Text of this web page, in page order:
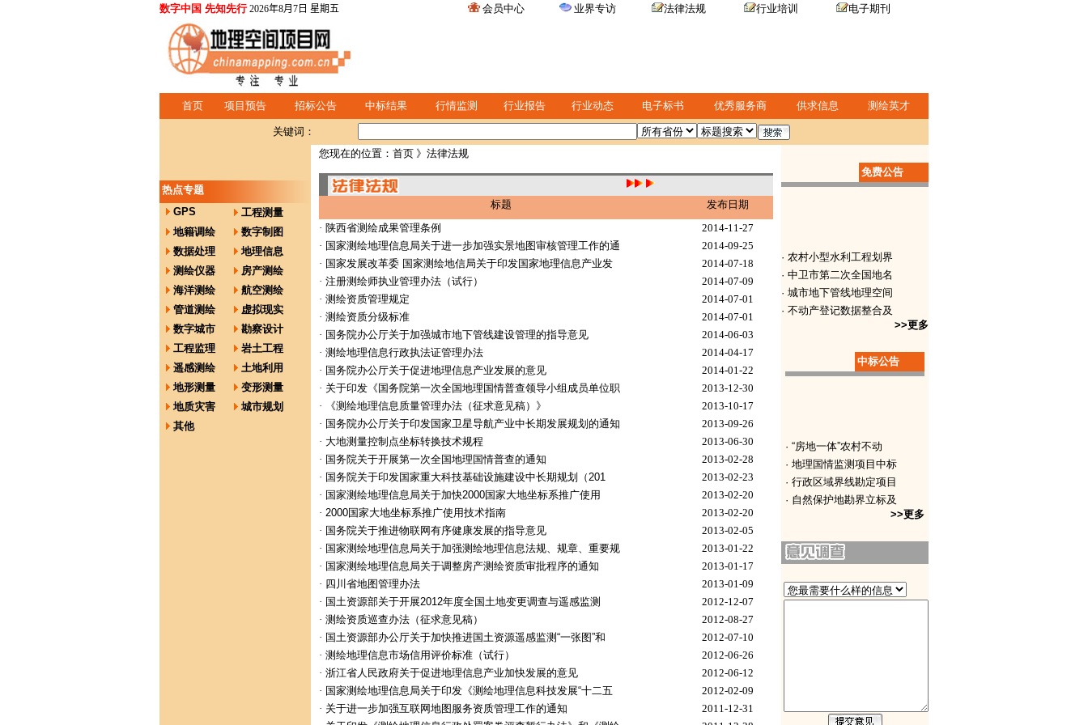
数字中国 先知先行 2026年8月7日 星期五 会员中心 业界专访 法律法规 行业培训 电子期刊
首页 项目预告 招标公告 中标结果 行情监测 行业报告 行业动态 电子标书 优秀服务商 供求信息 测绘英才
关键词：
热点专题
GPS
工程测量
地籍调绘
数字制图
数据处理
地理信息
测绘仪器
房产测绘
海洋测绘
航空测绘
管道测绘
虚拟现实
数字城市
勘察设计
工程监理
岩土工程
遥感测绘
土地利用
地形测量
变形测量
地质灾害
城市规划
其他
您现在的位置： 首页 》法律法规
标题
发布日期
· 陕西省测绘成果管理条例
2014-11-27
· 国家测绘地理信息局关于进一步加强实景地图审核管理工作的通
2014-09-25
· 国家发展改革委 国家测绘地信局关于印发国家地理信息产业发
2014-07-18
· 注册测绘师执业管理办法（试行）
2014-07-09
· 测绘资质管理规定
2014-07-01
· 测绘资质分级标准
2014-07-01
· 国务院办公厅关于加强城市地下管线建设管理的指导意见
2014-06-03
· 测绘地理信息行政执法证管理办法
2014-04-17
· 国务院办公厅关于促进地理信息产业发展的意见
2014-01-22
· 关于印发《国务院第一次全国地理国情普查领导小组成员单位职
2013-12-30
· 《测绘地理信息质量管理办法（征求意见稿）》
2013-10-17
· 国务院办公厅关于印发国家卫星导航产业中长期发展规划的通知
2013-09-26
· 大地测量控制点坐标转换技术规程
2013-06-30
· 国务院关于开展第一次全国地理国情普查的通知
2013-02-28
· 国务院关于印发国家重大科技基础设施建设中长期规划（201
2013-02-23
· 国家测绘地理信息局关于加快2000国家大地坐标系推广使用
2013-02-20
· 2000国家大地坐标系推广使用技术指南
2013-02-20
· 国务院关于推进物联网有序健康发展的指导意见
2013-02-05
· 国家测绘地理信息局关于加强测绘地理信息法规、规章、重要规
2013-01-22
· 国家测绘地理信息局关于调整房产测绘资质审批程序的通知
2013-01-17
· 四川省地图管理办法
2013-01-09
· 国土资源部关于开展2012年度全国土地变更调查与遥感监测
2012-12-07
· 测绘资质巡查办法（征求意见稿）
2012-08-27
· 国土资源部办公厅关于加快推进国土资源遥感监测“一张图”和
2012-07-10
· 测绘地理信息市场信用评价标准（试行）
2012-06-26
· 浙江省人民政府关于促进地理信息产业加快发展的意见
2012-06-12
· 国家测绘地理信息局关于印发《测绘地理信息科技发展“十二五
2012-02-09
· 关于进一步加强互联网地图服务资质管理工作的通知
2011-12-31
免费公告
· 农村小型水利工程划界
· 中卫市第二次全国地名
· 城市地下管线地理空间
· 不动产登记数据整合及
· 排水管线普查项目招标
· 2016年度土地利用
>>更多
中标公告
· “房地一体”农村不动
· 地理国情监测项目中标
· 行政区域界线勘定项目
· 自然保护地勘界立标及
· 园林绿化信息管理系统
· 自然资源存量数据20
· 河流及水利工程管理范
· 永久基本农田储备区划
>>更多